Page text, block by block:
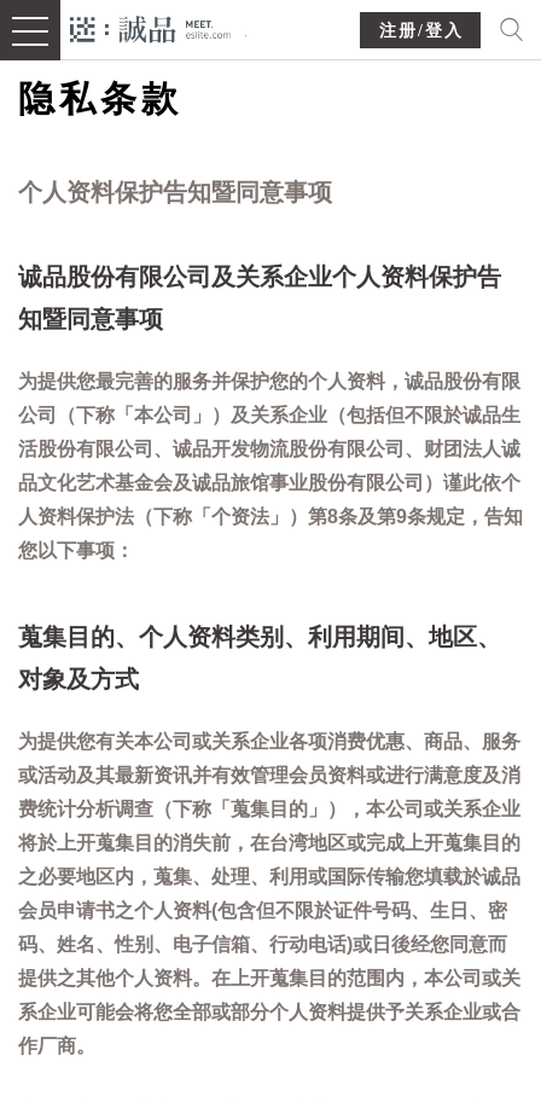
注册/登入
隐私条款
个人资料保护告知暨同意事项
诚品股份有限公司及关系企业个人资料保护告
知暨同意事项
为提供您最完善的服务并保护您的个人资料，诚品股份有限
公司（下称「本公司」）及关系企业（包括但不限於诚品生
活股份有限公司、诚品开发物流股份有限公司、财团法人诚
品文化艺术基金会及诚品旅馆事业股份有限公司）谨此依个
人资料保护法（下称「个资法」）第8条及第9条规定，告知
您以下事项：
蒐集目的、个人资料类别、利用期间、地区、
对象及方式
为提供您有关本公司或关系企业各项消费优惠、商品、服务
或活动及其最新资讯并有效管理会员资料或进行满意度及消
费统计分析调查（下称「蒐集目的」），本公司或关系企业
将於上开蒐集目的消失前，在台湾地区或完成上开蒐集目的
之必要地区内，蒐集、处理、利用或国际传输您填载於诚品
会员申请书之个人资料(包含但不限於证件号码、生日、密
码、姓名、性别、电子信箱、行动电话)或日後经您同意而
提供之其他个人资料。在上开蒐集目的范围内，本公司或关
系企业可能会将您全部或部分个人资料提供予关系企业或合
作厂商。